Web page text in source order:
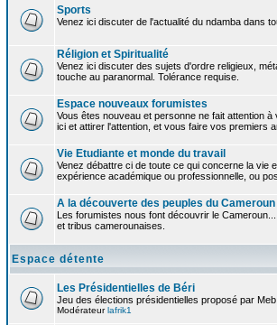
Sports
Venez ici discuter de l'actualité du ndamba dans
Réligion et Spiritualité
Venez ici discuter des sujets d'ordre religieux,
touche au paranormal. Tolérance requise.
Espace nouveaux forumistes
Vous êtes nouveau et personne ne fait attention
ici et attirer l'attention, et vous faire vos premiers
Vie Etudiante et monde du travail
Venez débattre ci de toute ce qui concerne la vie
expérience académique ou professionnelle, ou
A la découverte des peuples du Cameroun
Les forumistes nous font découvrir le
et tribus camerounaises.
Espace détente
Les Présidentielles de Béri
Jeu des élections présidentielles proposé par Meb
Modérateurlafrik1